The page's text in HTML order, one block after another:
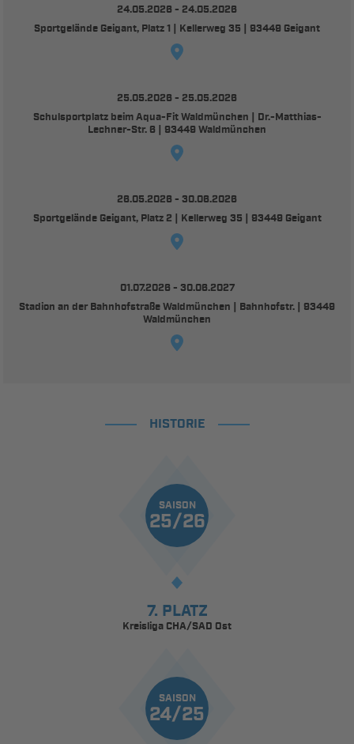
24.05.2026 - 24.05.2026
Sportgelände Geigant, Platz 1 | Kellerweg 35 | 93449 Geigant
25.05.2026 - 25.05.2026
Schulsportplatz beim Aqua-Fit Waldmünchen | Dr.-Matthias-
Lechner-Str. 6 | 93449 Waldmünchen
26.05.2026 - 30.06.2026
Sportgelände Geigant, Platz 2 | Kellerweg 35 | 93449 Geigant
01.07.2026 - 30.06.2027
Stadion an der Bahnhofstraße Waldmünchen | Bahnhofstr. | 93449
Waldmünchen
HISTORIE
SAISON
25/26
7. PLATZ
Kreisliga CHA/SAD Ost
SAISON
24/25